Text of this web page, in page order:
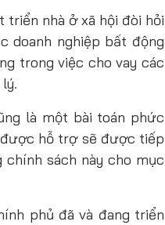
nhà ở xã hội đòi hỏi
doanh nghiệp bất động
trong việc cho vay các
là một bài toán phức
hỗ trợ sẽ được tiếp
sách này cho mục
phủ đã và đang triển